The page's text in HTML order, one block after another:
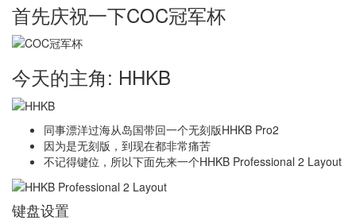
首先庆祝一下COC冠军杯
今天的主角: HHKB
同事漂洋过海从岛国带回一个无刻版HHKB Pro2
因为是无刻版，到现在都非常痛苦
不记得键位，所以下面先来一个HHKB Professional 2 Layout
键盘设置